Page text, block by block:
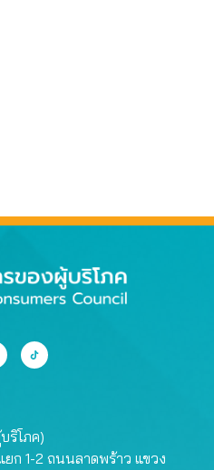
ริโภค)
ยก 1-2 ถนนลาดพร้าว แขวง